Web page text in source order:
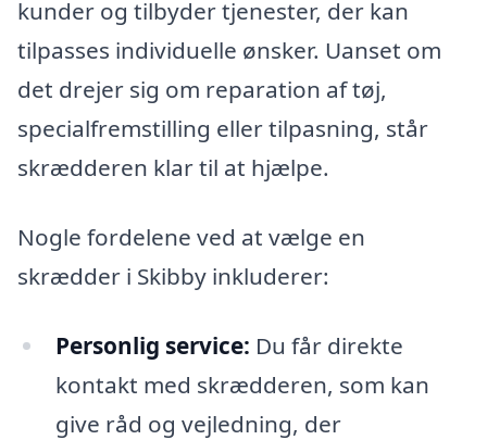
kunder og tilbyder tjenester, der kan
tilpasses individuelle ønsker. Uanset om
det drejer sig om reparation af tøj,
specialfremstilling eller tilpasning, står
skrædderen klar til at hjælpe.
Nogle fordelene ved at vælge en
skrædder i Skibby inkluderer:
Personlig service: Du får direkte
kontakt med skrædderen, som kan
give råd og vejledning, der